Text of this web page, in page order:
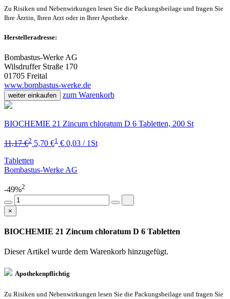
Zu Risiken und Nebenwirkungen lesen Sie die Packungsbeilage und fragen Sie
Ihre Ärztin, Ihren Arzt oder in Ihrer Apotheke.
Herstelleradresse:
Bombastus-Werke AG
Wilsdruffer Straße 170
01705 Freital
www.bombastus-werke.de
weiter einkaufen zum Warenkorb
BIOCHEMIE 21 Zincum chloratum D 6 Tabletten, 200 St
11,17 €2 5,70 €1 € 0,03 / 1St
Tabletten
Bombastus-Werke AG
-49%2
×
BIOCHEMIE 21 Zincum chloratum D 6 Tabletten
Dieser Artikel wurde dem Warenkorb hinzugefügt.
Apothekenpflichtig
Zu Risiken und Nebenwirkungen lesen Sie die Packungsbeilage und fragen Sie